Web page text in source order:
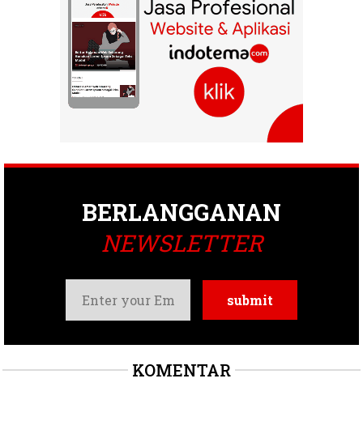
BERLANGGANAN
NEWSLETTER
KOMENTAR